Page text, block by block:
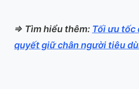
=> Tìm hiểu thêm: Tối ưu tốc
quyết giữ chân người tiêu